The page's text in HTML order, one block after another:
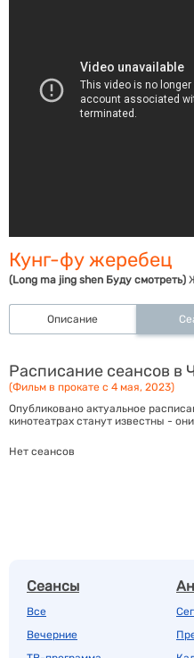
Кунг-фу жеребец
(Long ma jing shen Буду смотреть)
Описание
Расписание сеансов в
(Фильм в прокате с 4 мая, 2023)
Опубликовано актуальное
кинотеатрах станут известны -
Нет сеансов
Сеансы
Все
Вечерние